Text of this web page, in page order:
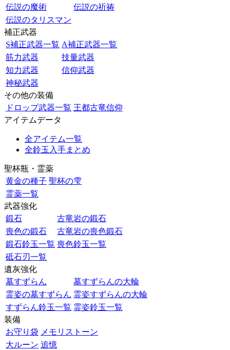
伝説の魔術
伝説の祈祷
伝説のタリスマン
補正武器
S補正武器一覧 A補正武器一覧
筋力武器
技量武器
知力武器
信仰武器
神秘武器
その他の装備
ドロップ武器一覧 王都古竜信仰
アイテムデータ
全アイテム一覧
全鈴玉入手まとめ
聖杯瓶・霊薬
黄金の種子 聖杯の雫
霊薬一覧
武器強化
鍛石
古竜岩の鍛石
喪色の鍛石
古竜岩の喪色鍛石
鍛石鈴玉一覧 喪色鈴玉一覧
砥石刃一覧
遺灰強化
墓すずらん
墓すずらんの大輪
霊姿の墓すずらん 霊姿すずらんの大輪
すずらん鈴玉一覧 霊姿鈴玉一覧
装備
お守り袋 メモリストーン
大ルーン 追憶